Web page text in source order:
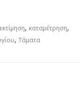
εκτίμηση, καταμέτρηση,
,Τάματα